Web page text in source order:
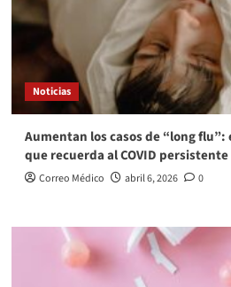
Noticias
Aumentan los casos de “long
que recuerda al COVID persistente
Correo Médico abril 6, 2026 0